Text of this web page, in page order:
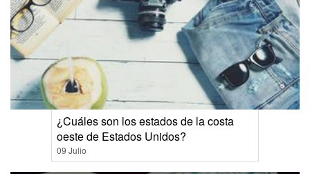
¿Cuáles son los estados de la costa
oeste de Estados Unidos?
09 Julio